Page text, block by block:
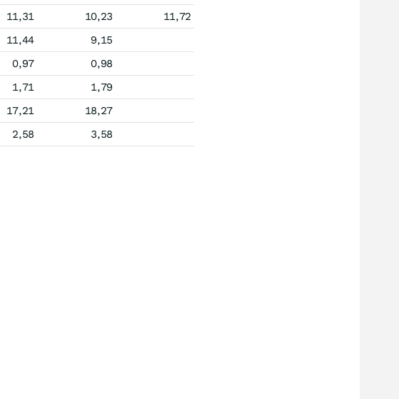
11,31 10,23
11,72
11,44
9,15
0,97
0,98
1,71
1,79
17,21
18,27
2,58 3,58